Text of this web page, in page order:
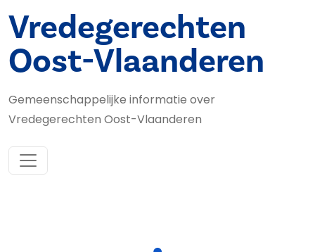
Vredegerechten
Oost-Vlaanderen
Gemeenschappelijke informatie over
Vredegerechten Oost-Vlaanderen